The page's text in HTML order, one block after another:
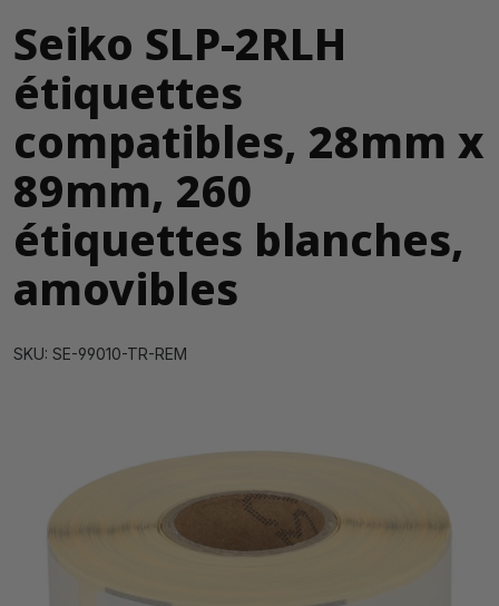
Seiko SLP-2RLH
étiquettes
compatibles, 28mm x
89mm, 260
étiquettes blanches,
amovibles
SKU: SE-99010-TR-REM